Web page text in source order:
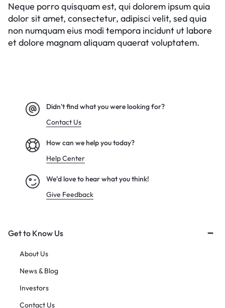
Neque porro quisquam est, qui dolorem ipsum quia
dolor sit amet, consectetur, adipisci velit, sed quia
non numquam eius modi tempora incidunt ut labore
et dolore magnam aliquam quaerat voluptatem.
Didn't find what you were looking for?
Contact Us
How can we help you today?
Help Center
We’d love to hear what you think!
Give Feedback
Get to Know Us
About Us
News & Blog
Investors
Contact Us